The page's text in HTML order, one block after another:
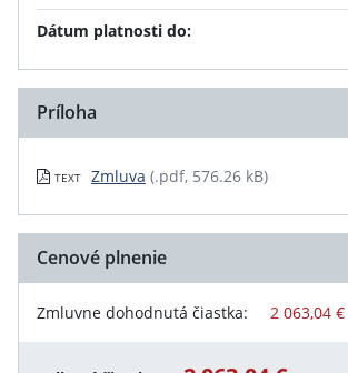
Dátum platnosti do:
Príloha
TEXT Zmluva (.pdf, 576.26 kB)
Cenové plnenie
Zmluvne dohodnutá čiastka: 2 063,04 €